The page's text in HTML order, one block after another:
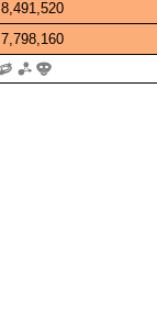
8,491,520
7,798,160